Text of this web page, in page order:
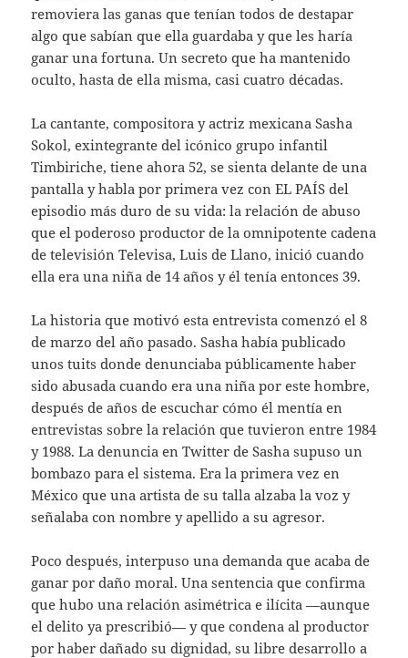
removiera las ganas que tenían todos de destapar
algo que sabían que ella guardaba y que les haría
ganar una fortuna. Un secreto que ha mantenido
oculto, hasta de ella misma, casi cuatro décadas.
La cantante, compositora y actriz mexicana Sasha
Sokol, exintegrante del icónico grupo infantil
Timbiriche, tiene ahora 52, se sienta delante de una
pantalla y habla por primera vez con EL PAÍS del
episodio más duro de su vida: la relación de abuso
que el poderoso productor de la omnipotente cadena
de televisión Televisa, Luis de Llano, inició cuando
ella era una niña de 14 años y él tenía entonces 39.
La historia que motivó esta entrevista comenzó el 8
de marzo del año pasado. Sasha había publicado
unos tuits donde denunciaba públicamente haber
sido abusada cuando era una niña por este hombre,
después de años de escuchar cómo él mentía en
entrevistas sobre la relación que tuvieron entre 1984
y 1988. La denuncia en Twitter de Sasha supuso un
bombazo para el sistema. Era la primera vez en
México que una artista de su talla alzaba la voz y
señalaba con nombre y apellido a su agresor.
Poco después, interpuso una demanda que acaba de
ganar por daño moral. Una sentencia que confirma
que hubo una relación asimétrica e ilícita —aunque
el delito ya prescribió— y que condena al productor
por haber dañado su dignidad, su libre desarrollo a